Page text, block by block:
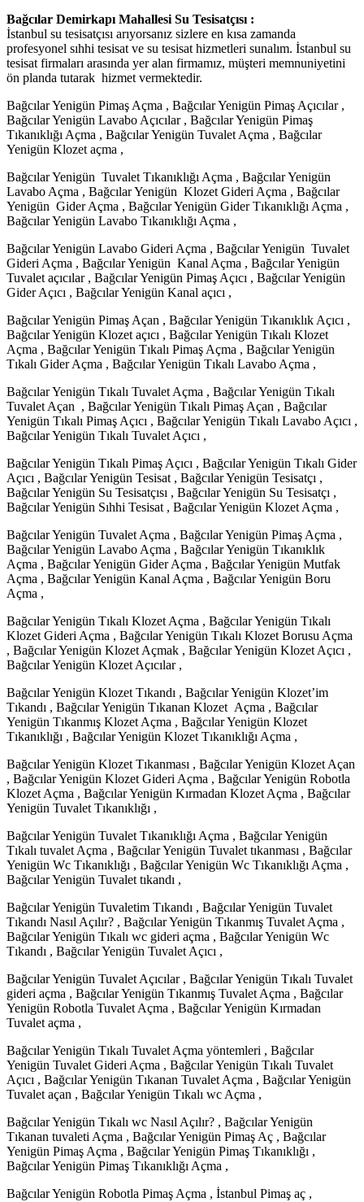
Bağcılar Demirkapı Mahallesi Su Tesisatçısı :
İstanbul su tesisatçısı arıyorsanız sizlere en kısa zamanda
profesyonel sıhhi tesisat ve su tesisat hizmetleri sunalım. İstanbul su
tesisat firmaları arasında yer alan firmamız, müşteri memnuniyetini
ön planda tutarak hizmet vermektedir.
Bağcılar Yenigün Pimaş Açma , Bağcılar Yenigün Pimaş Açıcılar ,
Bağcılar Yenigün Lavabo Açıcılar , Bağcılar Yenigün Pimaş
Tıkanıklığı Açma , Bağcılar Yenigün Tuvalet Açma , Bağcılar
Yenigün Klozet açma ,
Bağcılar Yenigün Tuvalet Tıkanıklığı Açma , Bağcılar Yenigün
Lavabo Açma , Bağcılar Yenigün Klozet Gideri Açma , Bağcılar
Yenigün Gider Açma , Bağcılar Yenigün Gider Tıkanıklığı Açma ,
Bağcılar Yenigün Lavabo Tıkanıklığı Açma ,
Bağcılar Yenigün Lavabo Gideri Açma , Bağcılar Yenigün Tuvalet
Gideri Açma , Bağcılar Yenigün Kanal Açma , Bağcılar Yenigün
Tuvalet açıcılar , Bağcılar Yenigün Pimaş Açıcı , Bağcılar Yenigün
Gider Açıcı , Bağcılar Yenigün Kanal açıcı ,
Bağcılar Yenigün Pimaş Açan , Bağcılar Yenigün Tıkanıklık Açıcı ,
Bağcılar Yenigün Klozet açıcı , Bağcılar Yenigün Tıkalı Klozet
Açma , Bağcılar Yenigün Tıkalı Pimaş Açma , Bağcılar Yenigün
Tıkalı Gider Açma , Bağcılar Yenigün Tıkalı Lavabo Açma ,
Bağcılar Yenigün Tıkalı Tuvalet Açma , Bağcılar Yenigün Tıkalı
Tuvalet Açan , Bağcılar Yenigün Tıkalı Pimaş Açan , Bağcılar
Yenigün Tıkalı Pimaş Açıcı , Bağcılar Yenigün Tıkalı Lavabo Açıcı ,
Bağcılar Yenigün Tıkalı Tuvalet Açıcı ,
Bağcılar Yenigün Tıkalı Pimaş Açıcı , Bağcılar Yenigün Tıkalı Gider
Açıcı , Bağcılar Yenigün Tesisat , Bağcılar Yenigün Tesisatçı ,
Bağcılar Yenigün Su Tesisatçısı , Bağcılar Yenigün Su Tesisatçı ,
Bağcılar Yenigün Sıhhi Tesisat , Bağcılar Yenigün Klozet Açma ,
Bağcılar Yenigün Tuvalet Açma , Bağcılar Yenigün Pimaş Açma ,
Bağcılar Yenigün Lavabo Açma , Bağcılar Yenigün Tıkanıklık
Açma , Bağcılar Yenigün Gider Açma , Bağcılar Yenigün Mutfak
Açma , Bağcılar Yenigün Kanal Açma , Bağcılar Yenigün Boru
Açma ,
Bağcılar Yenigün Tıkalı Klozet Açma , Bağcılar Yenigün Tıkalı
Klozet Gideri Açma , Bağcılar Yenigün Tıkalı Klozet Borusu Açma
, Bağcılar Yenigün Klozet Açmak , Bağcılar Yenigün Klozet Açıcı ,
Bağcılar Yenigün Klozet Açıcılar ,
Bağcılar Yenigün Klozet Tıkandı , Bağcılar Yenigün Klozet’im
Tıkandı , Bağcılar Yenigün Tıkanan Klozet Açma , Bağcılar
Yenigün Tıkanmış Klozet Açma , Bağcılar Yenigün Klozet
Tıkanıklığı , Bağcılar Yenigün Klozet Tıkanıklığı Açma ,
Bağcılar Yenigün Klozet Tıkanması , Bağcılar Yenigün Klozet Açan
, Bağcılar Yenigün Klozet Gideri Açma , Bağcılar Yenigün Robotla
Klozet Açma , Bağcılar Yenigün Kırmadan Klozet Açma , Bağcılar
Yenigün Tuvalet Tıkanıklığı ,
Bağcılar Yenigün Tuvalet Tıkanıklığı Açma , Bağcılar Yenigün
Tıkalı tuvalet Açma , Bağcılar Yenigün Tuvalet tıkanması , Bağcılar
Yenigün Wc Tıkanıklığı , Bağcılar Yenigün Wc Tıkanıklığı Açma ,
Bağcılar Yenigün Tuvalet tıkandı ,
Bağcılar Yenigün Tuvaletim Tıkandı , Bağcılar Yenigün Tuvalet
Tıkandı Nasıl Açılır? , Bağcılar Yenigün Tıkanmış Tuvalet Açma ,
Bağcılar Yenigün Tıkalı wc gideri açma , Bağcılar Yenigün Wc
Tıkandı , Bağcılar Yenigün Tuvalet Açıcı ,
Bağcılar Yenigün Tuvalet Açıcılar , Bağcılar Yenigün Tıkalı Tuvalet
gideri açma , Bağcılar Yenigün Tıkanmış Tuvalet Açma , Bağcılar
Yenigün Robotla Tuvalet Açma , Bağcılar Yenigün Kırmadan
Tuvalet açma ,
Bağcılar Yenigün Tıkalı Tuvalet Açma yöntemleri , Bağcılar
Yenigün Tuvalet Gideri Açma , Bağcılar Yenigün Tıkalı Tuvalet
Açıcı , Bağcılar Yenigün Tıkanan Tuvalet Açma , Bağcılar Yenigün
Tuvalet açan , Bağcılar Yenigün Tıkalı wc Açma ,
Bağcılar Yenigün Tıkalı wc Nasıl Açılır? , Bağcılar Yenigün
Tıkanan tuvaleti Açma , Bağcılar Yenigün Pimaş Aç , Bağcılar
Yenigün Pimaş Açma , Bağcılar Yenigün Pimaş Tıkanıklığı ,
Bağcılar Yenigün Pimaş Tıkanıklığı Açma ,
Bağcılar Yenigün Robotla Pimaş Açma , İstanbul Pimaş aç ,